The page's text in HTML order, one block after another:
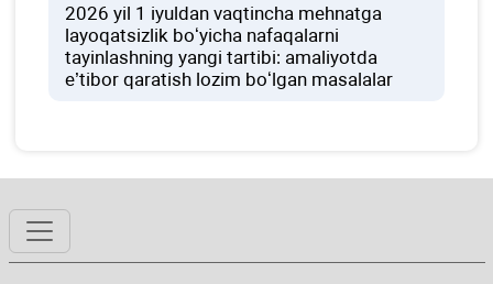
2026 yil 1 iyuldan vaqtincha mehnatga
layoqatsizlik boʻyicha nafaqalarni
tayinlashning yangi tartibi: amaliyotda
e’tibor qaratish lozim boʻlgan masalalar